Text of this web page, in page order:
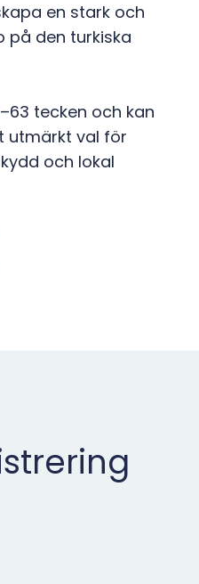
en stark och
på den turkiska
tecken och kan
utmärkt val för
och lokal